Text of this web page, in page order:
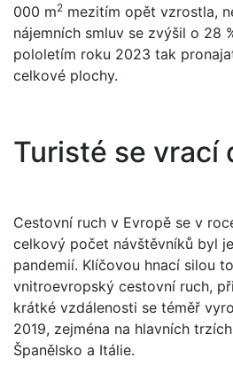
000 m2 mezitím opět vzrostla,
nájemních smluv se zvýšil o 28
pololetím roku 2023 tak
celkové plochy.
Turisté se vrací
Cestovní ruch v Evropě se v
celkový počet návštěvníků byl
pandemií. Klíčovou hnací silou
vnitroevropský cestovní ruch,
krátké vzdálenosti se téměř
2019, zejména na hlavních
Španělsko a Itálie.